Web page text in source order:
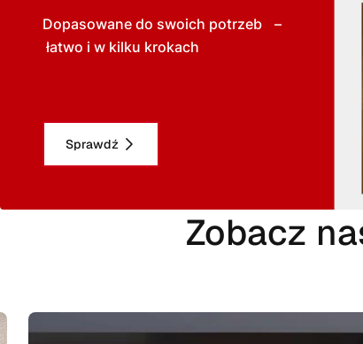
Dopasowane do swoich potrzeb –
łatwo i w kilku krokach
Sprawdź
Zobacz